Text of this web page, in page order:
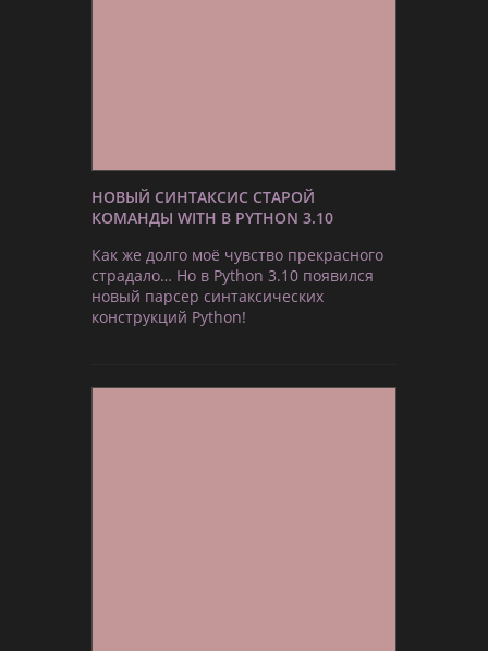
НОВЫЙ СИНТАКСИС СТАРОЙ
КОМАНДЫ WITH В PYTHON 3.10
Как же долго моё чувство прекрасного
страдало… Но в Python 3.10 появился
новый парсер синтаксических
конструкций Python!